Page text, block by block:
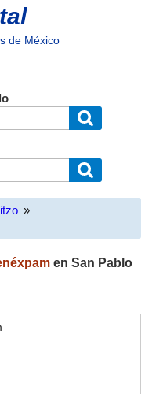
de México
»
en San Pablo